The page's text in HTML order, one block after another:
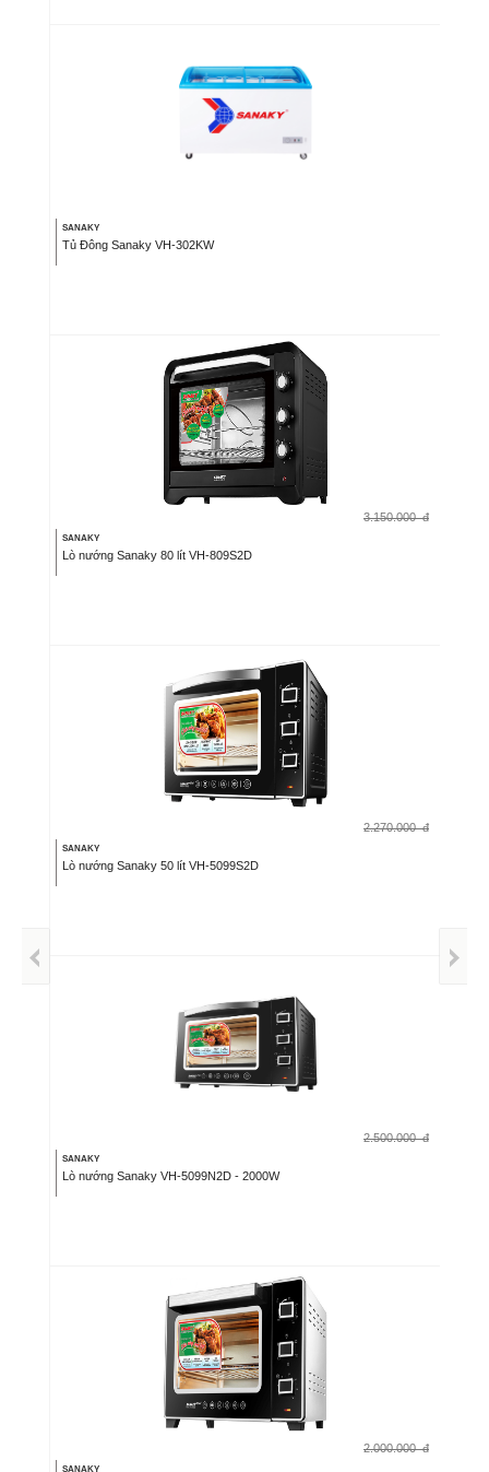
SANAKY
Tủ Đông Sanaky VH-302KW
3.150.000 đ
SANAKY
Lò nướng Sanaky 80 lít VH-809S2D
2.270.000 đ
SANAKY
Lò nướng Sanaky 50 lít VH-5099S2D
2.500.000 đ
SANAKY
Lò nướng Sanaky VH-5099N2D - 2000W
2.000.000 đ
SANAKY